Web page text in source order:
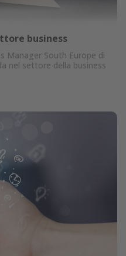
business
Manager South Europe di
nel settore della business